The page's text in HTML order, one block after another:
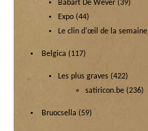
Babart De Wever (39)
Expo (44)
Le clin d'œil de la semaine
Belgica (117)
Les plus graves (422)
satiricon.be (236)
Bruocsella (59)